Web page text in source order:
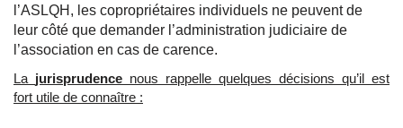
l’ASLQH, les copropriétaires individuels ne peuvent de
leur côté que demander l’administration judiciaire de
l’association en cas de carence.
La jurisprudence nous rappelle quelques décisions qu’il est
fort utile de connaître :